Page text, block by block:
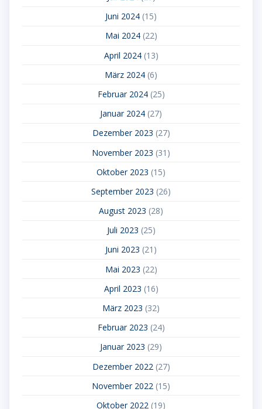
Juni 2024 (15)
Mai 2024(22)
April 2024(13)
März 2024 (6)
Februar 2024(25)
Januar 2024 (27)
Dezember 2023 (27)
November 2023 (31)
Oktober 2023 (15)
September 2023 (26)
August 2023 (28)
Juli 2023 (25)
Juni 2023 (21)
Mai 2023 (22)
April 2023 (16)
März 2023 (32)
Februar 2023 (24)
Januar 2023 (29)
Dezember 2022 (27)
November 2022 (15)
Oktober 2022 (19)